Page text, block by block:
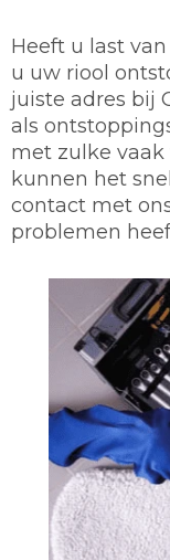
Heeft u last
u uw riool
juiste adres bij
als
met zulke
kunnen het
contact met
problemen